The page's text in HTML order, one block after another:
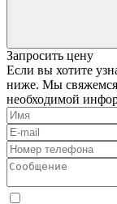
Запросить цену
Если вы хотите
ниже. Мы свяжемся
необходимой